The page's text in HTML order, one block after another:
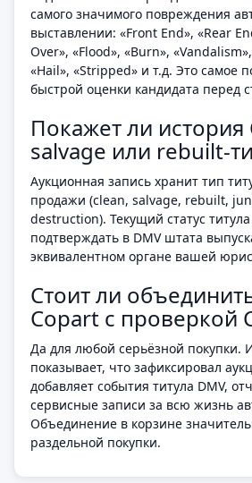
самого значимого повреждения
выставлении: «Front End», «Rear
Over», «Flood», «Burn»,
«Hail», «Stripped» и т.д. Это самое
быстрой оценки кандидата перед
Покажет ли история
salvage или rebuilt-
Аукционная запись хранит тип
продажи (clean, salvage, rebuilt,
destruction). Текущий статус
подтверждать в DMV штата
эквивалентном органе вашей
Стоит ли
Copart с проверкой
Да для любой серьёзной покупки.
показывает, что зафиксировал
добавляет события титула DMV,
сервисные записи за всю жизнь
Объединение в корзине
раздельной покупки.